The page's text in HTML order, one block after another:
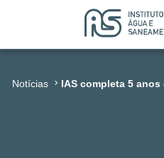
Notícias IAS completa 5